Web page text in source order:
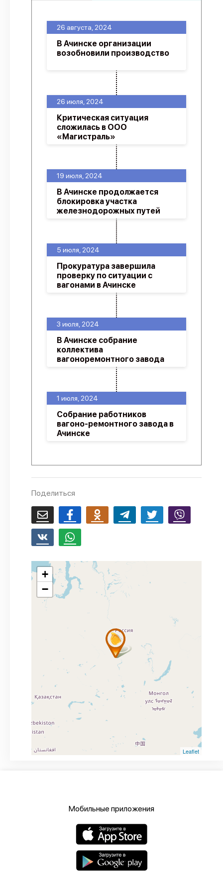
Политика конфиденциальности
1 июля, 2024
Собрание работников
вагоно-ремонтного завода в
Ачинске
3 июля, 2024
В Ачинске собрание
коллектива
вагоноремонтного завода
5 июля, 2024
Прокуратура завершила
проверку по ситуации с
вагонами в Ачинске
19 июля, 2024
В Ачинске продолжается
блокировка участка
железнодорожных путей
26 июля, 2024
Критическая ситуация
сложилась в ООО
«Магистраль»
26 августа, 2024
В Ачинске организации
возобновили производство
Поделиться
+
−
Leaflet
Мобильные приложения